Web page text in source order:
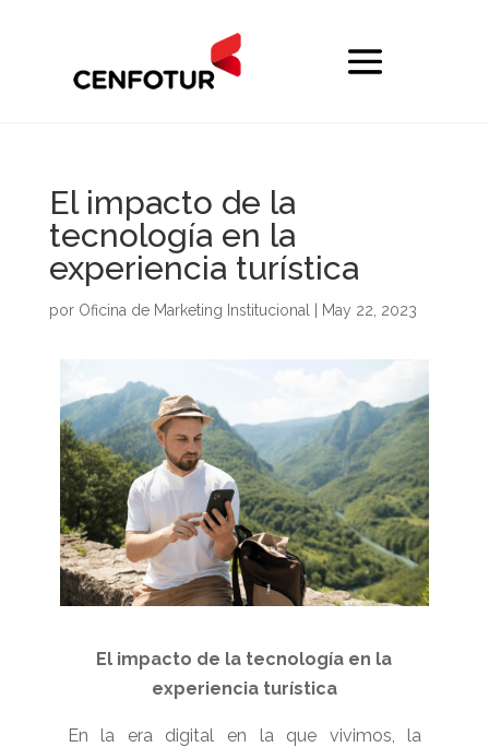
El impacto de la
tecnología en la
experiencia turística
por Oficina de Marketing Institucional May 22, 2023
El impacto de la tecnología en la
experiencia turística
En la era digital en la que vivimos, la